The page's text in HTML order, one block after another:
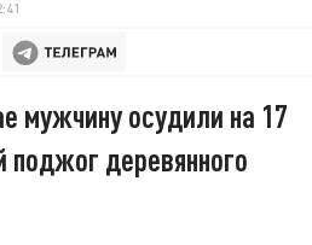
мужчину осудили на 17
поджог деревянного